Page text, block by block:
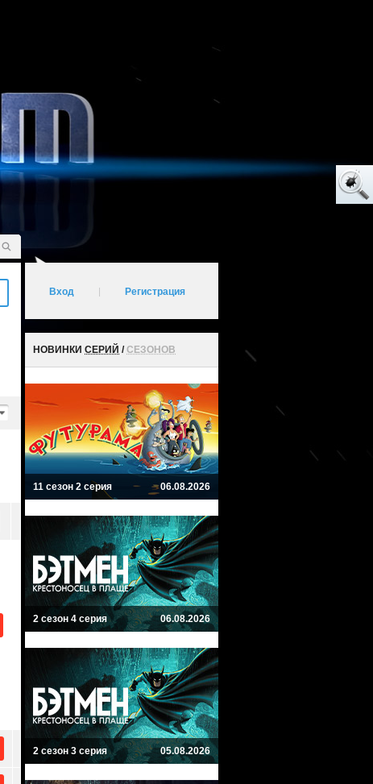
Вход Регистрация
НОВИНКИ СЕРИЙ /СЕЗОНОВ
11 сезон 2 серия 06.08.2026
2 сезон 4 серия 06.08.2026
2 сезон 3 серия 05.08.2026